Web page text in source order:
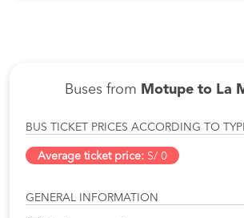
Buses from Motupe to La
BUS TICKET PRICES ACCORDING TO
Average ticket price: S/ 0
GENERAL INFORMATION